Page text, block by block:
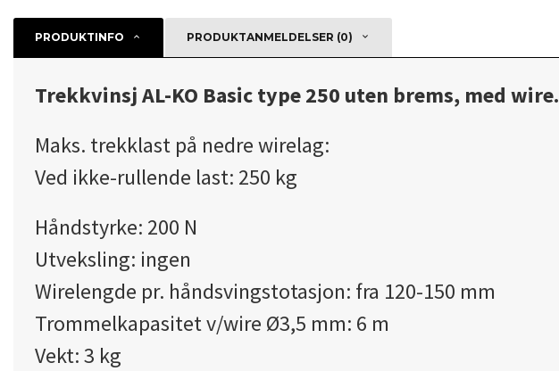
PRODUKTINFO PRODUKTANMELDELSER (0)
Trekkvinsj AL-KO Basic type 250 uten brems, med wire.
Maks. trekklast på nedre wirelag:
Ved ikke-rullende last: 250 kg
Håndstyrke: 200 N
Utveksling: ingen
Wirelengde pr. håndsvingstotasjon: fra 120-150 mm
Trommelkapasitet v/wire Ø3,5 mm: 6 m
Vekt: 3 kg